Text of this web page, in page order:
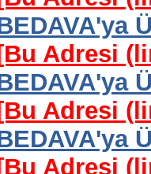
[Bu Adresi
[Bu Adresi
[Bu Adresi